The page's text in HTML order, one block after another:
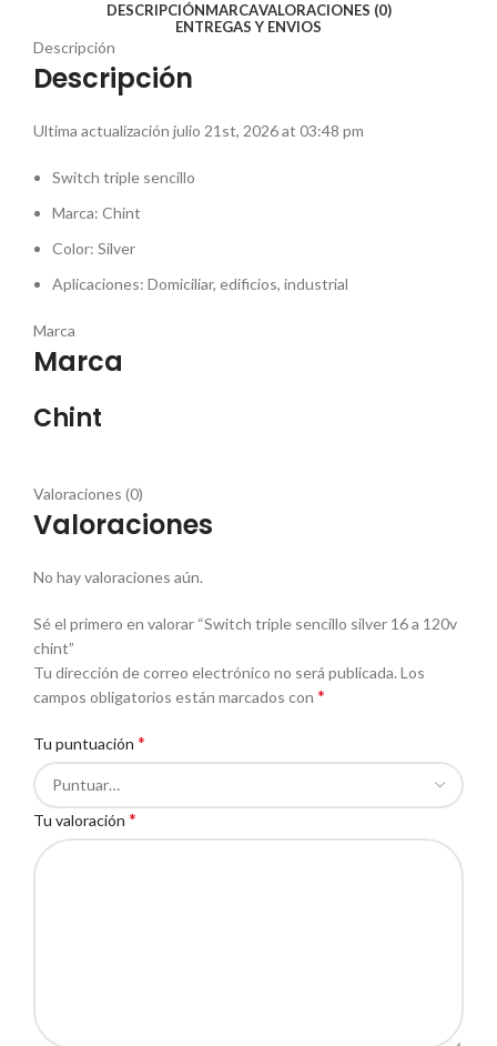
DESCRIPCIÓNMARCAVALORACIONES (0)
ENTREGAS Y ENVIOS
Descripción
Descripción
Ultima actualización julio 21st, 2026 at 03:48 pm
Switch triple sencillo
Marca: Chint
Color: Silver
Aplicaciones: Domiciliar, edificios, industrial
Marca
Marca
Chint
Valoraciones (0)
Valoraciones
No hay valoraciones aún.
Sé el primero en valorar “Switch triple sencillo silver 16 a 120v
chint”
Tu dirección de correo electrónico no será publicada.Los
campos obligatorios están marcados con *
Tu puntuación *
Tu valoración *